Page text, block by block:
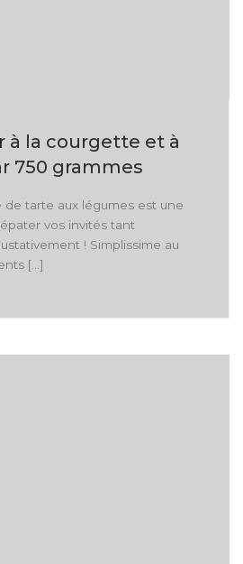
à la courgette et à
750 grammes
tarte aux légumes est une
vos invités tant
! Simplissime au
[…]